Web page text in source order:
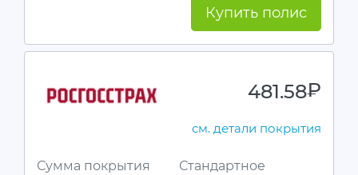
Купить полис
481.58руб.
см. детали покрытия
Сумма покрытия
Стандартное